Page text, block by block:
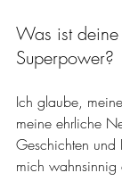
Was ist
Superpower?
Ich glaube,
meine ehrliche
Geschichten und
mich wahnsinnig